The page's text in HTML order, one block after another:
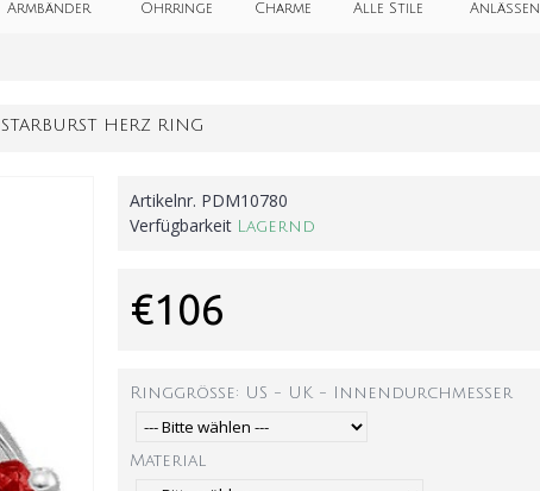
Armbänder Ohrringe Charme Alle Stile Anlässen
STARBURST HERZ RING
Artikelnr. PDM10780
Verfügbarkeit Lagernd
€106
Ringgröße: US - UK - Innendurchmesser
Material